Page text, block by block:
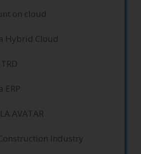
on cloud
Hybrid Cloud
ERP
AVATAR
Industry